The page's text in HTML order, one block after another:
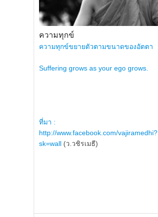
ความทุกข์
ความทุกข์ขยายตัวตามขนาดของอัตตา
Suffering grows as your ego grows.
ที่มา :
http://www.facebook.com/vajiramedhi?
sk=wall (ว.วชิรเมธี)